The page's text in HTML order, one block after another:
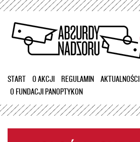
Przejdź
treści
START O AKCJI REGULAMIN
AKTUALNOŚCI
O FUNDACJI PANOPTYKON